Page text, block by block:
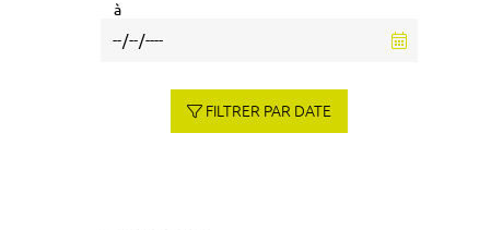
à
FILTRER PAR DATE